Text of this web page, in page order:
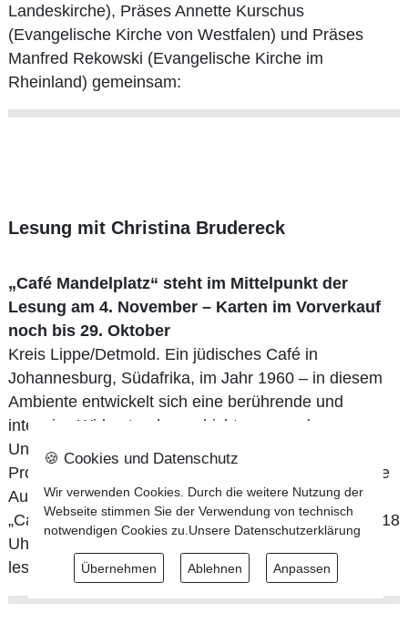
Landeskirche), Präses Annette Kurschus
(Evangelische Kirche von Westfalen) und Präses
Manfred Rekowski (Evangelische Kirche im
Rheinland) gemeinsam:
Lesung mit Christina Brudereck
„Café Mandelplatz“ steht im Mittelpunkt der
Lesung am 4. November – Karten im Vorverkauf
noch bis 29. Oktober
Kreis Lippe/Detmold. Ein jüdisches Café in
Johannesburg, Südafrika, im Jahr 1960 – in diesem
Ambiente entwickelt sich eine berührende und
intensive Widerstandsgeschichte gegen das
Unrechtsregime der Apartheid in Südafrika, die die
Protagonistin bis in die Gegenwart nicht loslässt. Die
Autorin Christina Brudereck wird aus ihrem Buch
„Café Mandelplatz“ am Mittwoch, 4. November, um 18
Uhr in der Pauluskirche, Jerxer Str. 3, in Detmold,
lesen.
🍪 Cookies und Datenschutz
Wir verwenden Cookies. Durch die weitere Nutzung der
Webseite stimmen Sie der Verwendung von technisch
notwendigen Cookies zu.Unsere Datenschutzerklärung
Übernehmen Ablehnen Anpassen